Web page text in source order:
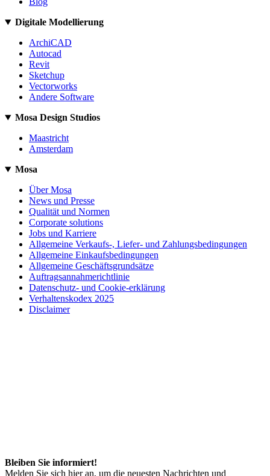
Digitale Modellierung
ArchiCAD
Autocad
Revit
Sketchup
Vectorworks
Andere Software
Mosa Design Studios
Maastricht
Amsterdam
Mosa
Über Mosa
News und Presse
Qualität und Normen
Corporate solutions
Jobs und Karriere
Allgemeine Verkaufs-, Liefer- und Zahlungsbedingungen
Allgemeine Einkaufsbedingungen
Allgemeine Geschäftsgrundsätze
Auftragsannahmerichtlinie
Datenschutz- und Cookie-erklärung
Verhaltenskodex 2025
Disclaimer
Bleiben Sie informiert!
Melden Sie sich hier an, um die neuesten Nachrichten und